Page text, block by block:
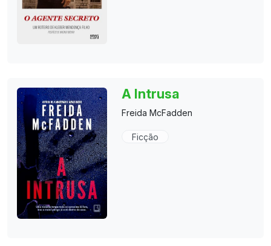
A Intrusa
Freida McFadden
Ficção